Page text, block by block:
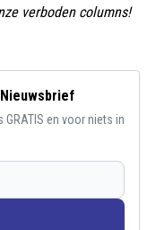
verboden columns!
Nieuwsbrief
GRATIS en voor niets in